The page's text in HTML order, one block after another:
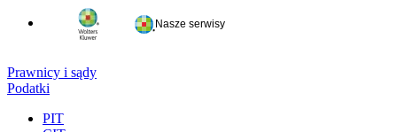
Nasze serwisy
Prawnicy i sądy
Podatki
PIT